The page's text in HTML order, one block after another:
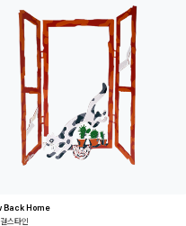
Back Home
스타인